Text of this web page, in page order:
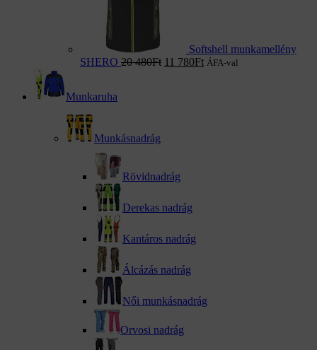
Softshell munkamellény
SHERO 20 480Ft 11 780Ft ÁFA-val
Munkaruha
Munkásnadrág
Rövidnadrág
Derekas nadrág
Kantáros nadrág
Álcázás nadrág
Női munkásnadrág
Orvosi nadrág